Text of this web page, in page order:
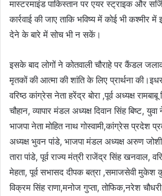
मास्टरमाइंड पाकिस्तान पर एयर स्ट्राइक और
कार्रवाई की जाए ताकि भविष्य में कोई भी
देने के बारे में सोच भी न सकें।
इसके बाद लोगों ने कोतवाली चौराहे पर कैंडल
मृतकों की आत्मा की शांति के लिए प्रार्थना
वरिष्ठ कांग्रेस नेता हरेंद्र बोरा ,पूर्व अध्यक्ष
चौहान, व्यापार मंडल अध्यक्ष दिवान सिंह बिष्ट,
भाजपा नेता मोहित नाथ गोस्वामी,कांग्रेस प्रदेश
अध्यक्ष भुवन पांडे, भाजपा मंडल अध्यक्ष अरुण जोशी,
तारा पांडे, पूर्व राज्य मंत्री राजेंद्र सिंह खनवाल,
मेहता, पूर्व सभासद दीपक बत्रा ,समाजसेवी मुकेश
विक्रम सिंह राणा,मनोज गुप्ता, तोफिक,नरेश